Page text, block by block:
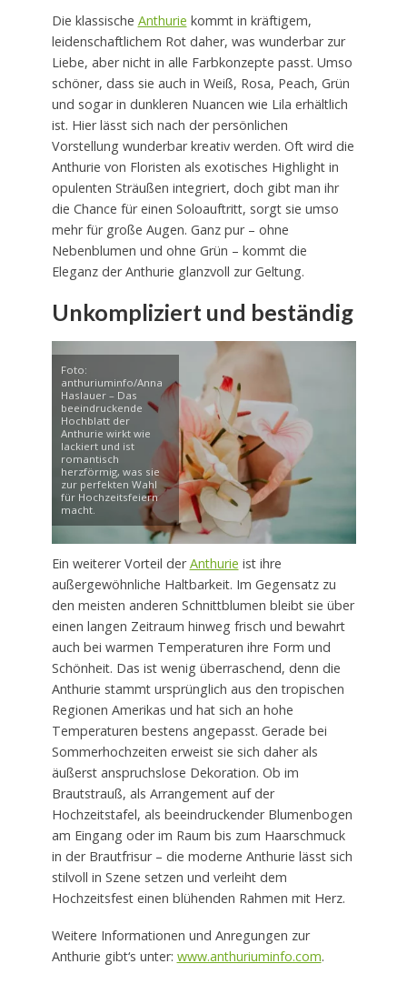
Die klassische Anthurie kommt in kräftigem,
leidenschaftlichem Rot daher, was wunderbar zur
Liebe, aber nicht in alle Farbkonzepte passt. Umso
schöner, dass sie auch in Weiß, Rosa, Peach, Grün
und sogar in dunkleren Nuancen wie Lila erhältlich
ist. Hier lässt sich nach der persönlichen
Vorstellung wunderbar kreativ werden. Oft wird die
Anthurie von Floristen als exotisches Highlight in
opulenten Sträußen integriert, doch gibt man ihr
die Chance für einen Soloauftritt, sorgt sie umso
mehr für große Augen. Ganz pur – ohne
Nebenblumen und ohne Grün – kommt die
Eleganz der Anthurie glanzvoll zur Geltung.
Unkompliziert und beständig
Foto:
anthuriuminfo/Anna
Haslauer – Das
beeindruckende
Hochblatt der
Anthurie wirkt wie
lackiert und ist
romantisch
herzförmig, was sie
zur perfekten Wahl
für Hochzeitsfeiern
macht.
Ein weiterer Vorteil derAnthurie ist ihre
außergewöhnliche Haltbarkeit. Im Gegensatz zu
den meisten anderen Schnittblumen bleibt sie über
einen langen Zeitraum hinweg frisch und bewahrt
auch bei warmen Temperaturen ihre Form und
Schönheit. Das ist wenig überraschend, denn die
Anthurie stammt ursprünglich aus den tropischen
Regionen Amerikas und hat sich an hohe
Temperaturen bestens angepasst. Gerade bei
Sommerhochzeiten erweist sie sich daher als
äußerst anspruchslose Dekoration. Ob im
Brautstrauß, als Arrangement auf der
Hochzeitstafel, als beeindruckender Blumenbogen
am Eingang oder im Raum bis zum Haarschmuck
in der Brautfrisur – die moderne Anthurie lässt sich
stilvoll in Szene setzen und verleiht dem
Hochzeitsfest einen blühenden Rahmen mit Herz.
Weitere Informationen und Anregungen zur
Anthurie gibt‘s unter: www.anthuriuminfo.com.